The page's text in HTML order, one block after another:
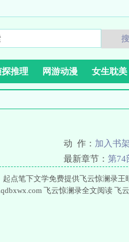
探推理 网游动漫 女生耽美
动 作： 加入书架
最新章节： 第74
点笔下文学免费提供飞云惊澜录王
飞云惊澜录全文阅读 飞